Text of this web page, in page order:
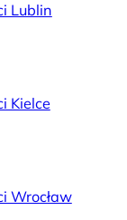
Lublin
Kielce
Wrocław